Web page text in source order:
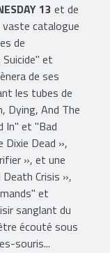
13 et de
vaste catalogue
de
et
de ses
les tubes de
Dying, And The
In" et "Bad
Dead »,
», et une
Crisis »,
et
sanglant du
écouté sous
souris...